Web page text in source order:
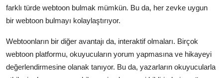
farklı türde webtoon bulmak mümkün. Bu da, her zevke uygun
bir webtoon bulmayı kolaylaştırıyor.
Webtoonların bir diğer avantajı da, interaktif olmaları. Birçok
webtoon platformu, okuyucuların yorum yapmasına ve hikayeyi
değerlendirmesine olanak tanıyor. Bu da, yazarların okuyucularla